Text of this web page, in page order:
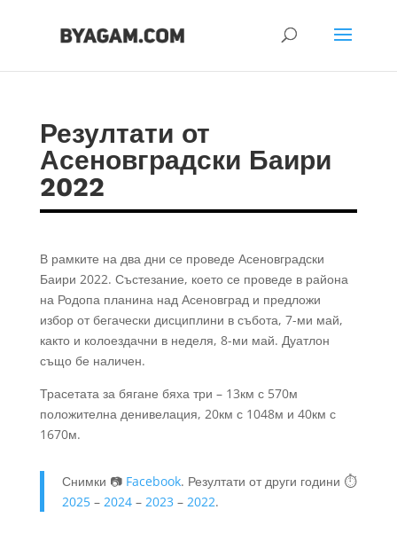
Резултати от
Асеновградски Баири
2022
В рамките на два дни се проведе Асеновградски
Баири 2022. Състезание, което се проведе в района
на Родопа планина над Асеновград и предложи
избор от бегачески дисциплини в събота, 7-ми май,
както и колоездачни в неделя, 8-ми май. Дуатлон
също бе наличен.
Трасетата за бягане бяха три – 13км с 570м
положителна денивелация, 20км с 1048м и 40км с
1670м.
Снимки 📷 Facebook. Резултати от други години ⏱️
2025– 2024– 2023 – 2022.